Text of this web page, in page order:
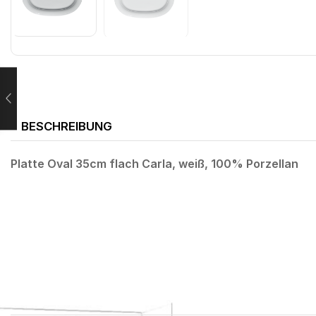
BESCHREIBUNG
Platte Oval 35cm flach Carla, weiß, 100% Porzellan